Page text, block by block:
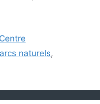
naturels,